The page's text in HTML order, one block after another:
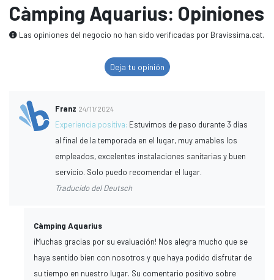
Càmping Aquarius: Opiniones
Las opiniones del negocio no han sido verificadas por Bravissima.cat.
Deja tu opinión
Franz 24/11/2024
Experiencia positiva: Estuvimos de paso durante 3 días
al final de la temporada en el lugar, muy amables los
empleados, excelentes instalaciones sanitarias y buen
servicio. Solo puedo recomendar el lugar.
Traducido del Deutsch
Càmping Aquarius
¡Muchas gracias por su evaluación! Nos alegra mucho que se
haya sentido bien con nosotros y que haya podido disfrutar de
su tiempo en nuestro lugar. Su comentario positivo sobre